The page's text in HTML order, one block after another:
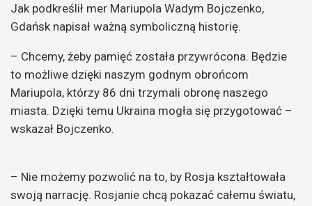
Jak podkreślił mer Mariupola Wadym Bojczenko,
Gdańsk napisał ważną symboliczną historię.
– Chcemy, żeby pamięć została przywrócona. Będzie
to możliwe dzięki naszym godnym obrońcom
Mariupola, którzy 86 dni trzymali obronę naszego
miasta. Dzięki temu Ukraina mogła się przygotować –
wskazał Bojczenko.
– Nie możemy pozwolić na to, by Rosja kształtowała
swoją narrację. Rosjanie chcą pokazać całemu światu,